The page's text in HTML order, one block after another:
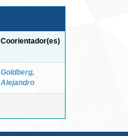
Coorientador(es)
Goldberg,
Alejandro